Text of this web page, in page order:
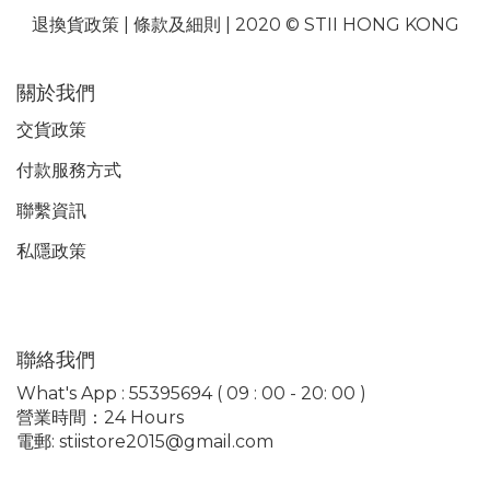
退換貨政策| 條款及細則 | 2020 © STII HONG KONG
關於我們
交貨政策
付款服務方式
聯繫資訊
私隱政策
聯絡我們
What's App : 55395694 ( 09 : 00 - 20: 00 )
營業時間：24 Hours
電郵: stiistore2015@gmail.com